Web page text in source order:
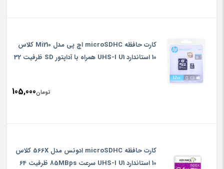
کارت حافظه microSDHC اچ پی مدل Mi210 کلاس
10 استاندارد UHS-I U1 همراه با آداپتور SD ظرفیت 32
تومان105,000
کارت حافظه microSDHC ادونس مدل 566X کلاس
10 استاندارد UHS-I U1 سرعت 85MBps ظرفیت 64